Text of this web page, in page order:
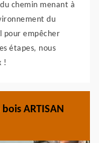
chemin menant à
du
pour empêcher
étapes, nous
!
ARTISAN